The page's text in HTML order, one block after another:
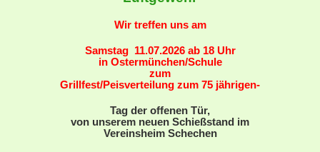
Wir treffen uns am
Samstag 11.07.2026 ab18 Uhr
in Ostermünchen/Schule
zum
Grillfest/Peisverteilung zum 75 jährigen-
Tag der offenen Tür,
von unserem neuen Schießstand im
Vereinsheim Schechen